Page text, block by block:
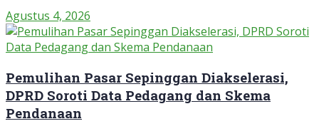
Agustus 4, 2026
Pemulihan Pasar Sepinggan Diakselerasi,
DPRD Soroti Data Pedagang dan Skema
Pendanaan